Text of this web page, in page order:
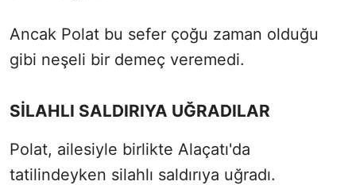
Ancak Polat bu sefer çoğu zaman olduğu
gibi neşeli bir demeç veremedi.
SİLAHLI SALDIRIYA UĞRADILAR
Polat, ailesiyle birlikte Alaçatı'da
tatilindeyken silahlı saldırıya uğradı.